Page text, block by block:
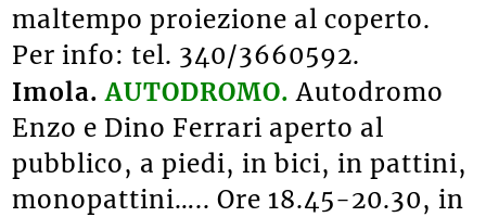
maltempo proiezione al coperto.
Per info: tel. 340/3660592.
Imola.AUTODROMO. Autodromo
Enzo e Dino Ferrari aperto al
pubblico, a piedi, in bici, in pattini,
monopattini….. Ore 18.45-20.30, in